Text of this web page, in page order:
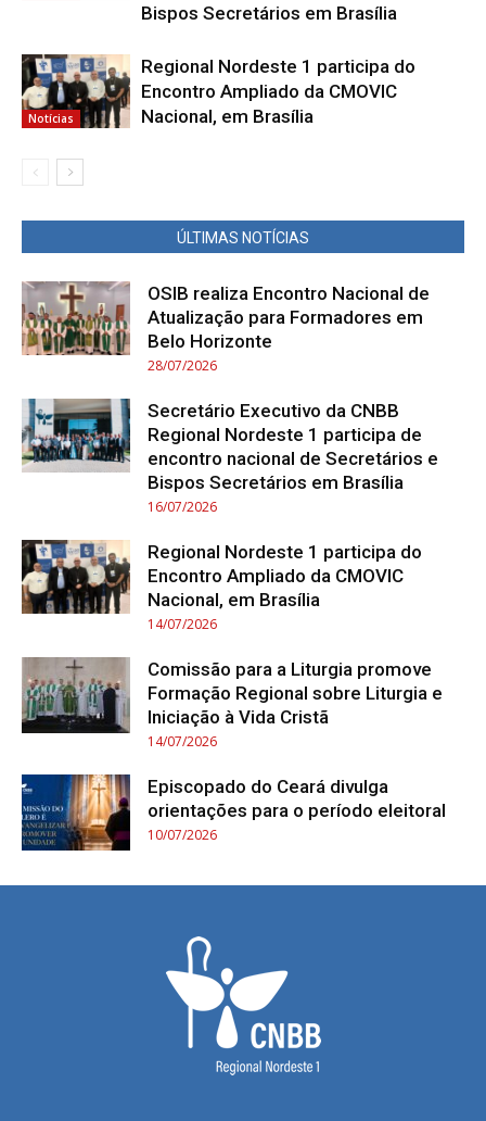
Bispos Secretários em Brasília
Notícias
Regional Nordeste 1 participa do
Encontro Ampliado da CMOVIC
Nacional, em Brasília
ÚLTIMAS NOTÍCIAS
OSIB realiza Encontro Nacional de
Atualização para Formadores em
Belo Horizonte
28/07/2026
Secretário Executivo da CNBB
Regional Nordeste 1 participa de
encontro nacional de Secretários e
Bispos Secretários em Brasília
16/07/2026
Regional Nordeste 1 participa do
Encontro Ampliado da CMOVIC
Nacional, em Brasília
14/07/2026
Comissão para a Liturgia promove
Formação Regional sobre Liturgia e
Iniciação à Vida Cristã
14/07/2026
Episcopado do Ceará divulga
orientações para o período eleitoral
10/07/2026